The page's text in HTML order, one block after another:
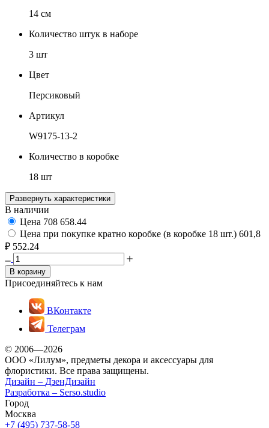
14 см
Количество штук в наборе
3 шт
Цвет
Персиковый
Артикул
W9175-13-2
Количество в коробке
18 шт
Развернуть характеристики
В наличии
Цена 708 658.44
Цена при покупке кратно коробке (в коробке 18 шт.) 601,8
₽ 552.24
В корзину
Присоединяйтесь к нам
ВКонтакте
Телеграм
© 2006—2026
ООО «Лилум», предметы декора и аксессуары для
флористики. Все права защищены.
Дизайн – ДзенДизайн
Разработка – Serso.studio
Город
Москва
+7 (495) 737-58-58